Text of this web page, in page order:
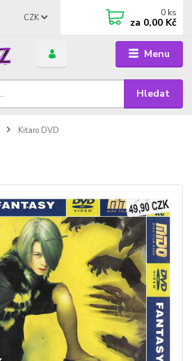
Menu
CZK
Hledat
0 ks
za 0,00 Kč
Kitaro DVD